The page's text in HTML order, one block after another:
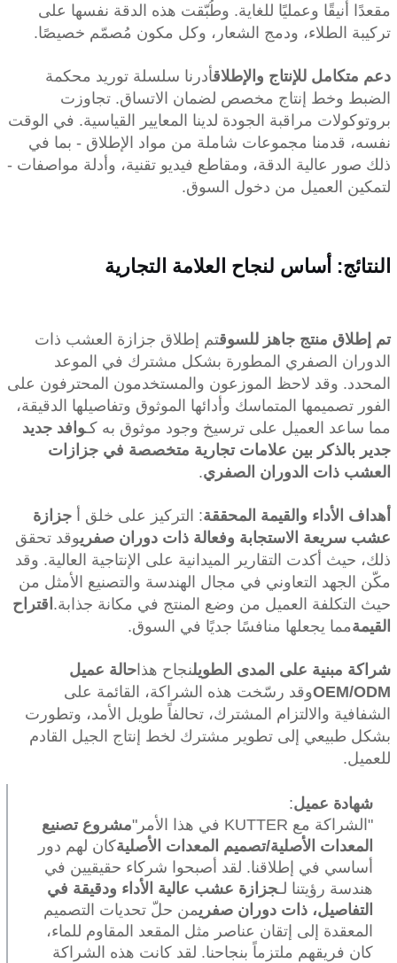
مقعدًا أنيقًا وعمليًا للغاية. وطُبّقت هذه الدقة نفسها على
تركيبة الطلاء، ودمج الشعار، وكل مكون مُصمّم خصيصًا.
دعم متكامل للإنتاج والإطلاقأدرنا سلسلة توريد محكمة
الضبط وخط إنتاج مخصص لضمان الاتساق. تجاوزت
بروتوكولات مراقبة الجودة لدينا المعايير القياسية. في الوقت
نفسه، قدمنا ​​مجموعات شاملة من مواد الإطلاق - بما في
ذلك صور عالية الدقة، ومقاطع فيديو تقنية، وأدلة مواصفات -
لتمكين العميل من دخول السوق.
النتائج: أساس لنجاح العلامة التجارية
تم إطلاق منتج جاهز للسوقتم إطلاق جزازة العشب ذات
الدوران الصفري المطورة بشكل مشترك في الموعد
المحدد. وقد لاحظ الموزعون والمستخدمون المحترفون على
الفور تصميمها المتماسك وأدائها الموثوق وتفاصيلها الدقيقة،
مما ساعد العميل على ترسيخ وجود موثوق به كـوافد جديد
جدير بالذكر بين علامات تجارية متخصصة في جزازات
العشب ذات الدوران الصفري.
أهداف الأداء والقيمة المحققة: التركيز على خلق أ جزازة
عشب سريعة الاستجابة وفعالة ذات دوران صفريوقد تحقق
ذلك، حيث أكدت التقارير الميدانية على الإنتاجية العالية. وقد
مكّن الجهد التعاوني في مجال الهندسة والتصنيع الأمثل من
حيث التكلفة العميل من وضع المنتج في مكانة جذابة. اقتراح
القيمةمما يجعلها منافسًا جديًا في السوق.
شراكة مبنية على المدى الطويلنجاح هذاحالة عميل
OEM/ODMوقد رسّخت هذه الشراكة، القائمة على
الشفافية والالتزام المشترك، تحالفاً طويل الأمد، وتطورت
بشكل طبيعي إلى تطوير مشترك لخط إنتاج الجيل القادم
للعميل.
شهادة عميل:
"الشراكة مع KUTTER في هذا الأمر"
مشروع تصنيع
المعدات الأصلية/تصميم المعدات الأصليةكان لهم دور
أساسي في إطلاقنا. لقد أصبحوا شركاء حقيقيين في
هندسة رؤيتنا لـجزازة عشب عالية الأداء ودقيقة في
التفاصيل، ذات دوران صفريمن حلّ تحديات التصميم
المعقدة إلى إتقان عناصر مثل المقعد المقاوم للماء،
كان فريقهم ملتزماً بنجاحنا. لقد كانت هذه الشراكة